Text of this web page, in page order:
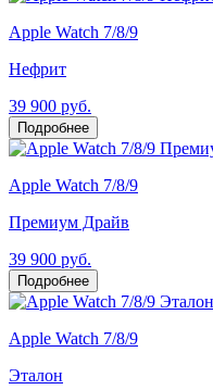
Apple Watch 7/8/9
Нефрит
39 900 руб.
Подробнее
Apple Watch 7/8/9
Премиум Драйв
39 900 руб.
Подробнее
Apple Watch 7/8/9
Эталон